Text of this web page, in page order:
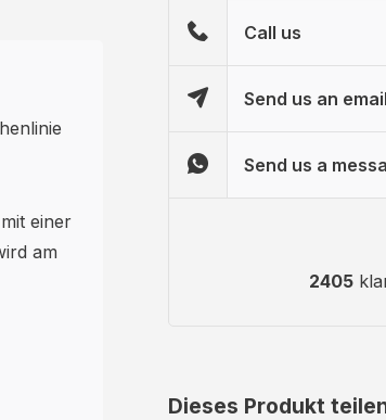
einer
am
Call us
Send us an email
Send us a
2405
Dieses Produkt